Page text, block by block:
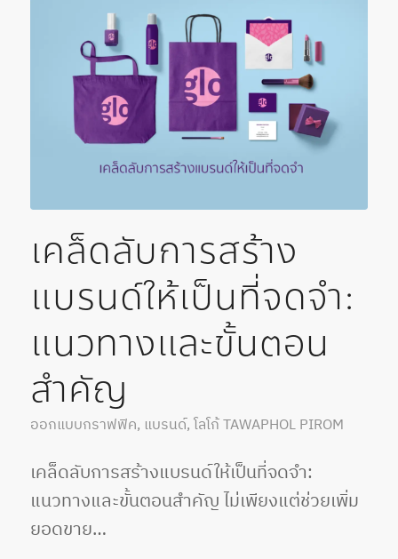
เคล็ดลับการสร้าง
แบรนด์ให้เป็นที่จดจำ:
แนวทางและขั้นตอน
สำคัญ
ออกแบบกราฟฟิค, แบรนด์, โลโก้ TAWAPHOL PIROM
เคล็ดลับการสร้างแบรนด์ให้เป็นที่จดจำ:
แนวทางและขั้นตอนสำคัญ ไม่เพียงแต่ช่วยเพิ่ม
ยอดขาย…